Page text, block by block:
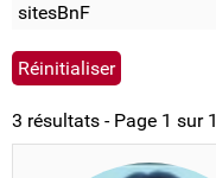
sitesBnF
3 résultats - Page 1 sur 1